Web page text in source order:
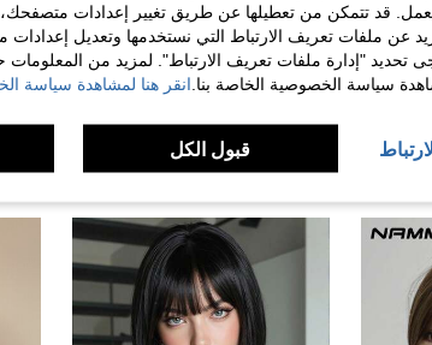
يعمل. قد تتمكن من تعطيلها عن طريق تغيير إعدادات
عن ملفات تعريف الارتباط التي نستخدمها وتعديل إعدادات
تحديد "إدارة ملفات تعريف الارتباط". لمزيد من المعلومات
سياسة الخصوصية الخاصة بنا. انقر هنا لمشاهدة سياسة
قبول الكل